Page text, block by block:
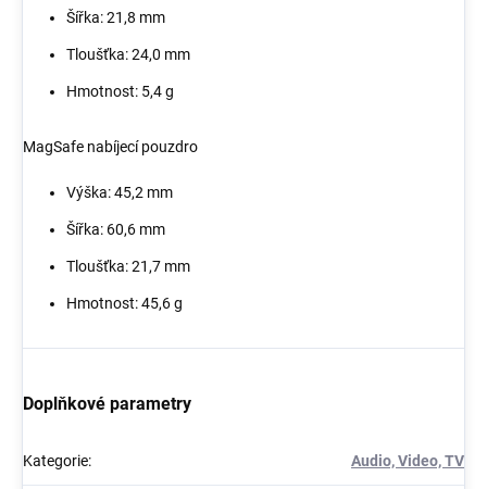
Šířka: 21,8 mm
Tloušťka: 24,0 mm
Hmotnost: 5,4 g
MagSafe nabíjecí pouzdro
Výška: 45,2 mm
Šířka: 60,6 mm
Tloušťka: 21,7 mm
Hmotnost: 45,6 g
Doplňkové parametry
Kategorie: Audio, Video, TV